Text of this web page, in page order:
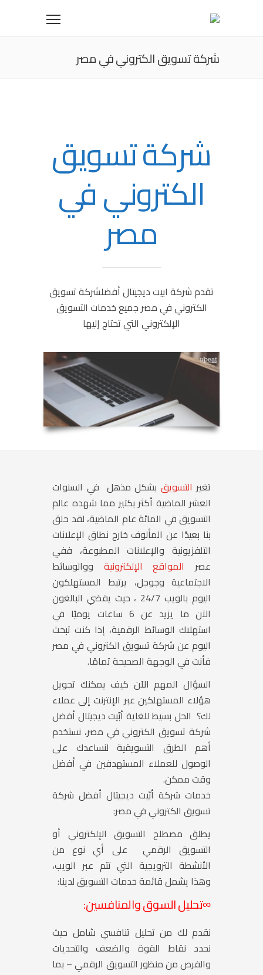
شركة تسويق الكتروني في مصر
شركة تسويق
الكتروني في
مصر
تقدم شركة ابيت ديجيتال أفضلشركة تسويق
الكتروني في مصر جميع خدمات التسويق
الإلكتروني التي تحتاج إليها
تغير التسويق بشكل مذهل في السنوات
العشر الماضية أكثر بكثير مما شهده عالم
التسويق في المائة عام الماضية، لقد حلق
بنا بعيدًا عن المألوف خارج نطاق الإعلانات
التلفزيونية والإعلانات المطبوعة، ففي
عصر المواقع الإلكترونية ووالوسائط
الاجتماعية وجوجل، يرتبط المستهلكون
اليوم بالويب 24/7 ، حيث يقضي البالغون
الآن ما يزيد عن 6 ساعات يوميًا في
استهلاك الوسائط الرقمية، إذا كنت تبحث
اليوم عن شركة تسويق الكتروني في مصر
فأنت في الوجهة الصحيحة تمامًا.
السؤال المهم الآن كيف يمكنك تحويل
هؤلاء المستهلكين عبر الإنترنت إلى عملاء
لك؟ الحل بسيط للغاية أبّيت ديجيتال أفضل
شركة تسويق الكتروني في مصر، نستخدم
أهم الطرق التسويقية لنساعدك على
الوصول للعملاء المستهدفين في أفضل
وقت ممكن.
خدمات شركة أبّيت ديجيتال أفضل شركة
تسويق الكتروني في مصر:
يطلق مصطلح التسويق الإلكتروني أو
التسويق الرقمي على أي نوع من
الأنشطة الترويجية التي تتم عبر الويب،
وهذا يشمل قائمة خدمات التسويق لدينا:
∞تحليل السوق والمنافسين:
نقدم لك من تحليل تنافسي شامل حيث
نحدد نقاط القوة والضعف والتحديات
والفرص من منظور التسويق الرقمي – بما